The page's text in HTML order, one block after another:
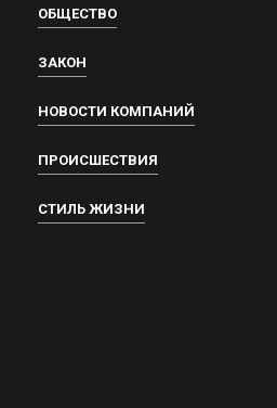
ОБЩЕСТВО
ЗАКОН
НОВОСТИ КОМПАНИЙ
ПРОИСШЕСТВИЯ
СТИЛЬ ЖИЗНИ